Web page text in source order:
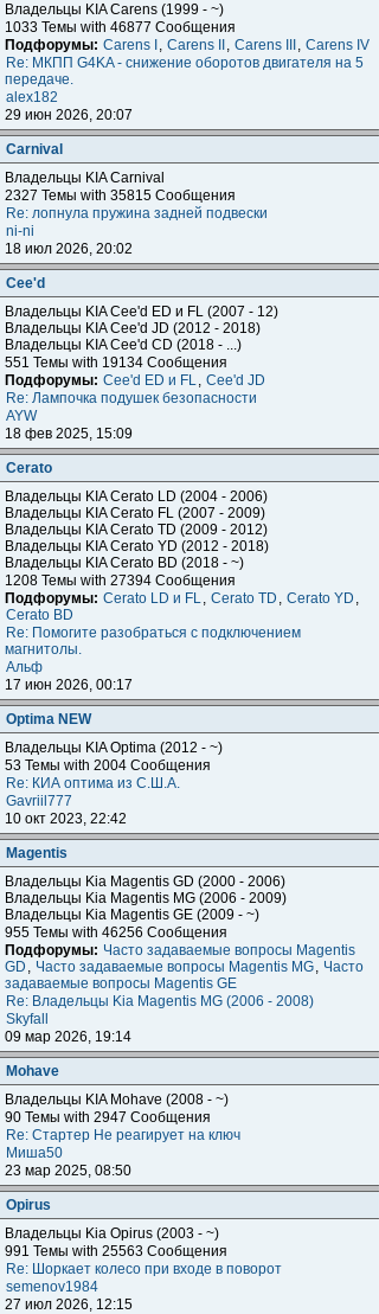
Владельцы KIA Carens (1999 - ~)
1033 Темы with 46877 Сообщения
Подфорумы: Carens I , Carens II , Carens III , Carens IV
Re: МКПП G4KA - снижение оборотов двигателя на 5
передаче.
alex182
29 июн 2026, 20:07
Carnival
Владельцы KIA Carnival
2327 Темы with 35815 Сообщения
Re: лопнула пружина задней подвески
ni-ni
18 июл 2026, 20:02
Cee'd
Владельцы KIA Cee'd ED и FL (2007 - 12)
Владельцы KIA Cee'd JD (2012 - 2018)
Владельцы KIA Cee'd CD (2018 - ...)
551 Темы with 19134 Сообщения
Подфорумы: Cee'd ED и FL, Cee'd JD
Re: Лампочка подушек безопасности
AYW
18 фев 2025, 15:09
Cerato
Владельцы KIA Cerato LD (2004 - 2006)
Владельцы KIA Cerato FL (2007 - 2009)
Владельцы KIA Cerato TD (2009 - 2012)
Владельцы KIA Cerato YD (2012 - 2018)
Владельцы KIA Cerato BD (2018 - ~)
1208 Темы with 27394 Сообщения
Подфорумы: Cerato LD и FL, Cerato TD , Cerato YD ,
Cerato BD
Re: Помогите разобраться с подключением
магнитолы.
Альф
17 июн 2026, 00:17
Optima NEW
Владельцы KIA Optima (2012 - ~)
53 Темы with 2004 Сообщения
Re: КИА оптима из С.Ш.А.
Gavriil777
10 окт 2023, 22:42
Magentis
Владельцы Kia Magentis GD (2000 - 2006)
Владельцы Kia Magentis MG (2006 - 2009)
Владельцы Kia Magentis GE (2009 - ~)
955 Темы with 46256 Сообщения
Подфорумы: Часто задаваемые вопросы Magentis
GD , Часто задаваемые вопросы Magentis MG, Часто
задаваемые вопросы Magentis GE
Re: Владельцы Kia Magentis MG (2006 - 2008)
Skyfall
09 мар 2026, 19:14
Mohave
Владельцы KIA Mohave (2008 - ~)
90 Темы with 2947 Сообщения
Re: Стартер Не реагирует на ключ
Миша50
23 мар 2025, 08:50
Opirus
Владельцы Kia Opirus (2003 - ~)
991 Темы with 25563 Сообщения
Re: Шоркает колесо при входе в поворот
semenov1984
27 июл 2026, 12:15